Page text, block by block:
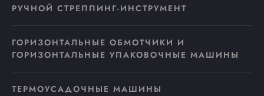
РУЧНОЙ СТРЕППИНГ-ИНСТРУМЕНТ
ГОРИЗОНТАЛЬНЫЕ ОБМОТЧИКИ И
ГОРИЗОНТАЛЬНЫЕ УПАКОВОЧНЫЕ МАШИНЫ
ТЕРМОУСАДОЧНЫЕ МАШИНЫ